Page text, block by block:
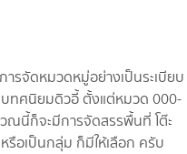
รจัดหมวดหมู่อย่างเป็นระเบียบ
ทศนิยมดิวอี้ ตั้งแต่หมวด 000-
ณนี้ก็จะมีการจัดสรรพื้นที่ โต๊ะ
รือเป็นกลุ่ม ก็มีให้เลือก ครับ